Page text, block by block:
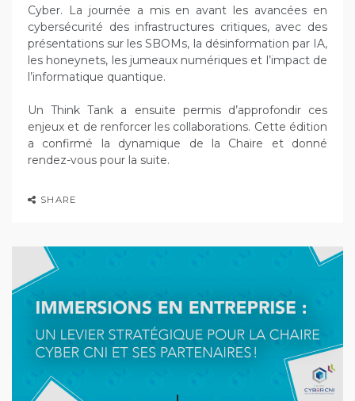
Cyber. La journée a mis en avant les avancées en
cybersécurité des infrastructures critiques, avec des
présentations sur les SBOMs, la désinformation par IA,
les honeynets, les jumeaux numériques et l’impact de
l’informatique quantique.
Un Think Tank a ensuite permis d’approfondir ces
enjeux et de renforcer les collaborations. Cette édition
a confirmé la dynamique de la Chaire et donné
rendez-vous pour la suite.
SHARE